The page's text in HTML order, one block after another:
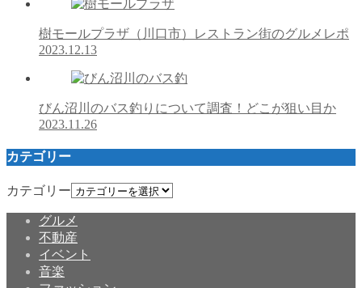
樹モールプラザ（川口市）レストラン街のグルメレポ
2023.12.13
びん沼川のバス釣りについて調査！どこが狙い目か
2023.11.26
カテゴリー
カテゴリー
グルメ
不動産
イベント
音楽